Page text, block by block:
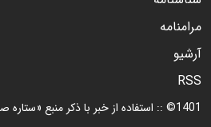
مرامنامه
آرشیو
RSS
1401© :: استفاده از خبر با ذکر منبع «ستاره صبح آنلاین» مجاز است.